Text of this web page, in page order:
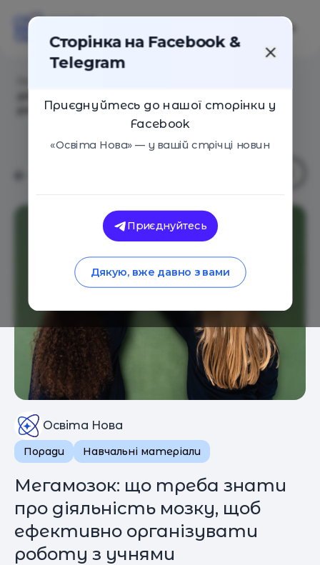
роботу з учнями
Освіта Нова
Поради Навчальні матеріали
Мегамозок: що треба знати
про діяльність мозку, щоб
ефективно організувати
роботу з учнями
Сторінка на Facebook &
Telegram
Приєднуйтесь до нашої сторінки у
Facebook
«Освіта Нова» — у вашій стрічці новин
Приєднуйтесь
Дякую, вже давно з вами